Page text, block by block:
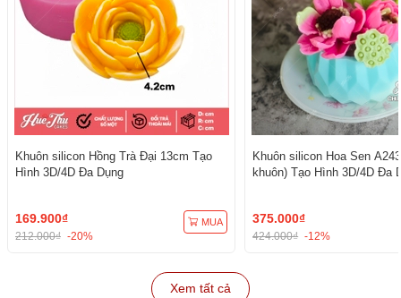
Khuôn silicon Hồng Trà Đại 13cm Tạo
Hình 3D/4D Đa Dụng
169.900₫
212.000₫ -20%
MUA
Khuôn silicon Hoa Sen
khuôn) Tạo Hình 3D/4D Đa
375.000₫
424.000₫ -12%
Xem tất cả